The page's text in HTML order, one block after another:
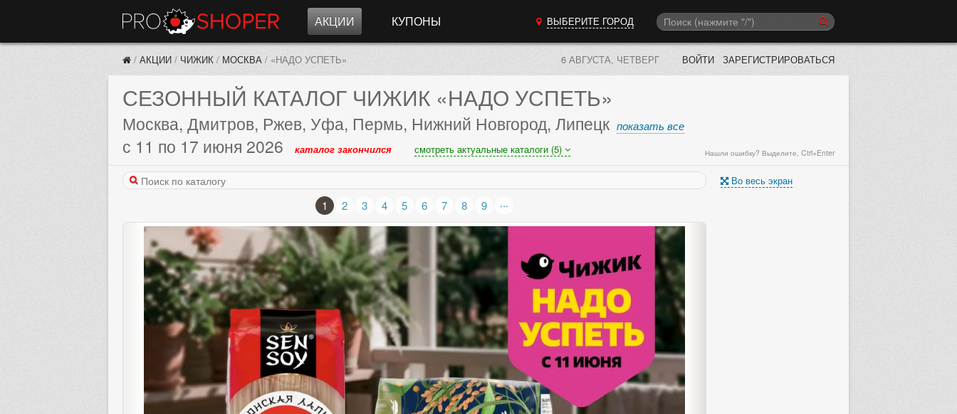
АКЦИИ КУПОНЫ ВЫБЕРИТЕ ГОРОД
/ АКЦИИ / ЧИЖИК / МОСКВА / «НАДО УСПЕТЬ» 6 АВГУСТА, ЧЕТВЕРГ ВОЙТИ ЗАРЕГИСТРИРОВАТЬСЯ
СЕЗОННЫЙ КАТАЛОГ ЧИЖИК «НАДО УСПЕТЬ»
Москва, Дмитров, Ржев, Уфа, Пермь, Нижний Новгород, Липецк показать все
с 11 по 17 июня 2026 каталог закончился смотреть актуальные каталоги (5) Нашли ошибку? Выделите, Ctrl+Enter
Во весь экран
1 2 3 4 5 6 7 8 9 ...